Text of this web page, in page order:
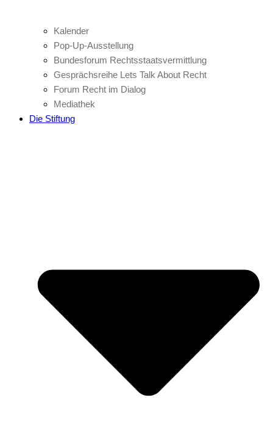
Kalender
Pop-Up-Ausstellung
Bundesforum Rechtsstaatsvermittlung
Gesprächsreihe Lets Talk About Recht
Forum Recht im Dialog
Mediathek
Die Stiftung